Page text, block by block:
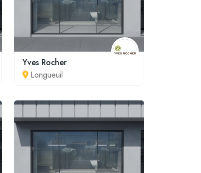
Yves Rocher
Longueuil